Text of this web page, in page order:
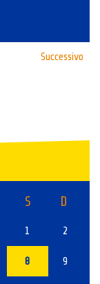
Successivo
S D
1 2
8 9